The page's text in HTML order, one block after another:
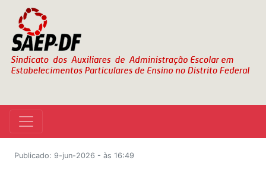
Publicado: 9-jun-2026 - às 16:49